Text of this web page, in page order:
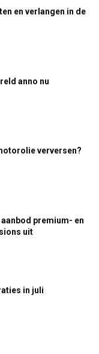
en verlangen in de
anno nu
verversen?
premium- en
uit
in juli